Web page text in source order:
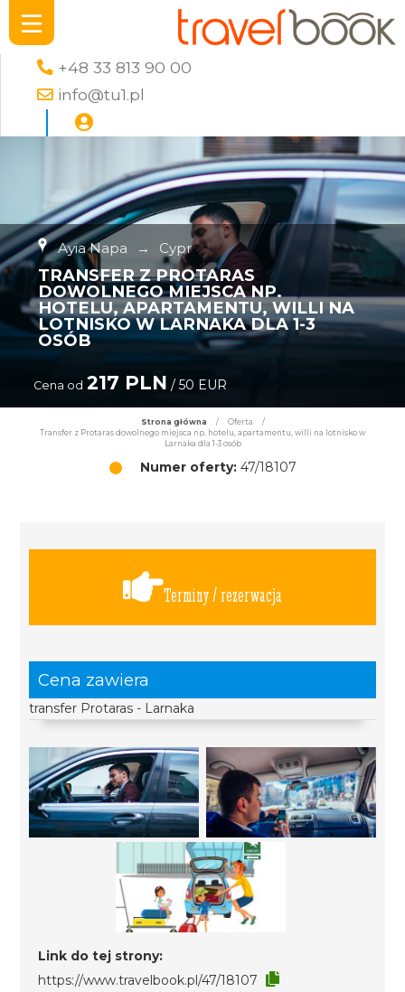
+48 33 813 90 00
info@tu1.pl
Ayia Napa → Cypr
TRANSFER Z PROTARAS
DOWOLNEGO MIEJSCA NP.
HOTELU, APARTAMENTU, WILLI NA
LOTNISKO W LARNAKA DLA 1-3
OSÓB
Cena od 217 PLN / 50 EUR
Strona główna / Oferta
/
Transfer z Protaras dowolnego miejsca np. hotelu, apartamentu, willi na lotnisko w
Larnaka dla 1-3 osób
Numer oferty:47/18107
Terminy / rezerwacja
Cena zawiera
transfer Protaras - Larnaka
Link do tej strony:
https://www.travelbook.pl/47/18107